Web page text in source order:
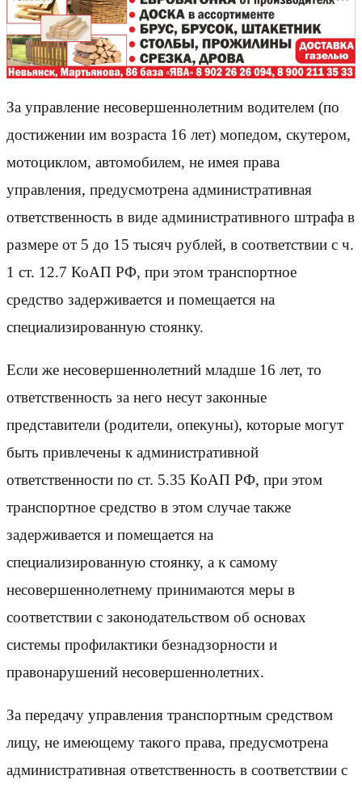
За управление несовершеннолетним водителем (по
достижении им возраста 16 лет) мопедом, скутером,
мотоциклом, автомобилем, не имея права
управления, предусмотрена административная
ответственность в виде административного штрафа в
размере от 5 до 15 тысяч рублей, в соответствии с ч.
1 ст. 12.7 КоАП РФ, при этом транспортное
средство задерживается и помещается на
специализированную стоянку.
Если же несовершеннолетний младше 16 лет, то
ответственность за него несут законные
представители (родители, опекуны), которые могут
быть привлечены к административной
ответственности по ст. 5.35 КоАП РФ, при этом
транспортное средство в этом случае также
задерживается и помещается на
специализированную стоянку, а к самому
несовершеннолетнему принимаются меры в
соответствии с законодательством об основах
системы профилактики безнадзорности и
правонарушений несовершеннолетних.
За передачу управления транспортным средством
лицу, не имеющему такого права, предусмотрена
административная ответственность в соответствии с